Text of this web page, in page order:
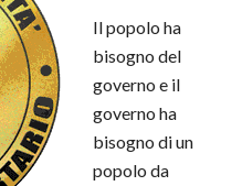
Il popolo ha
bisogno del
governo e il
governo ha
bisogno di un
popolo da